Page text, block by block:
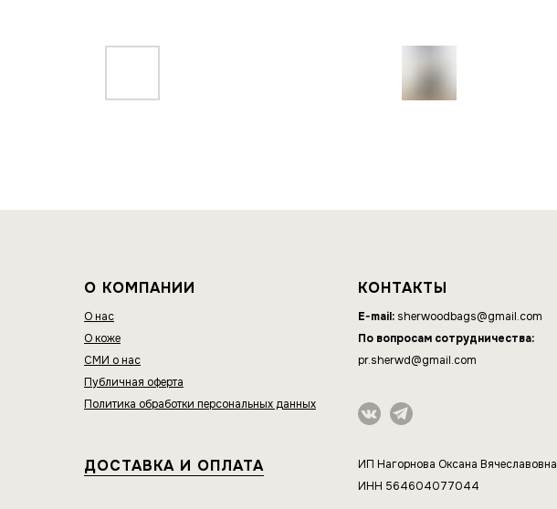
ДОСТАВКА И ОПЛАТА
КОНТАКТЫ
E-mail: sherwoodbags@gmail.com
По вопросам сотрудничества:
pr.sherwd@gmail.com
О КОМПАНИИ
О нас
О коже
СМИ о нас
Публичная оферта
Политика обработки персональных данных
ИП Нагорнова Оксана Вячеславовна
ИНН 564604077044